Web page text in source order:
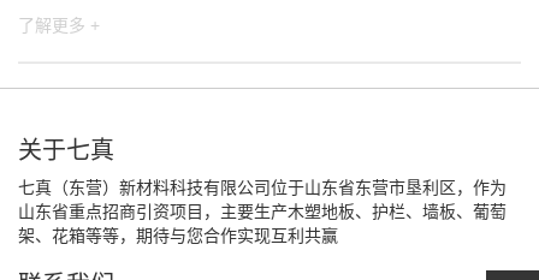
了解更多 +
关于七真
七真（东营）新材料科技有限公司位于山东省东营市垦利区，作为
山东省重点招商引资项目，主要生产木塑地板、护栏、墙板、葡萄
架、花箱等等，期待与您合作实现互利共赢